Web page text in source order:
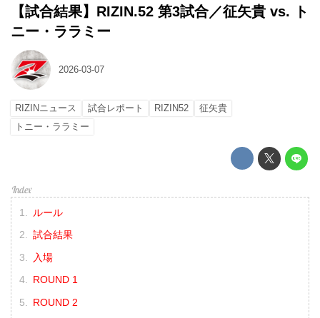
【試合結果】RIZIN.52 第3試合／征矢貴 vs. ト
ニー・ララミー
2026-03-07
RIZINニュース 試合レポート RIZIN52
征矢貴
トニー・ララミー
ルール
試合結果
入場
ROUND 1
ROUND 2